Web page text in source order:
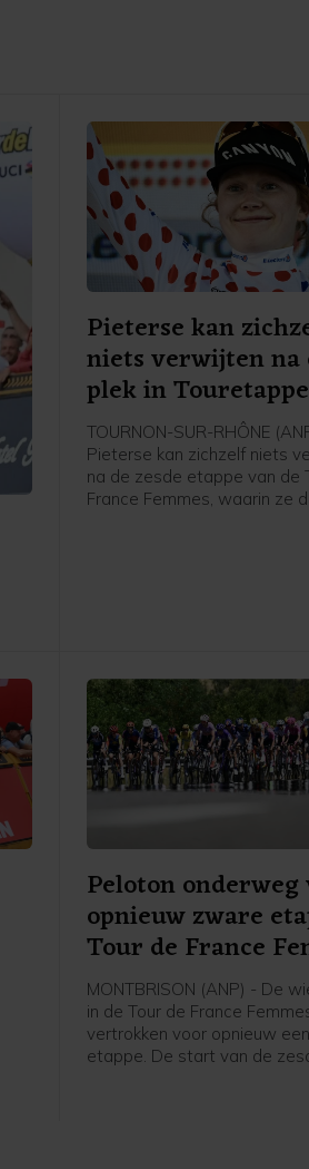
Pieterse kan
niets verwijten na
plek in Touretappe
TOURNON-SUR-RHÔNE
Pieterse kan zichzelf niets
na de zesde etappe van de
France Femmes, waarin ze
Peloton onderweg
opnieuw zware
Tour de France
MONTBRISON (ANP) - De
in de Tour de France
vertrokken voor opnieuw
etappe. De start van de